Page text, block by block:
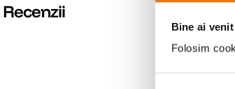
Bine ai
Folosim
Recenzii